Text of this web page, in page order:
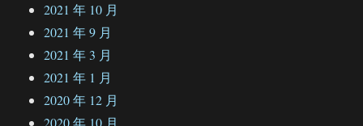
2021 年 10 月
2021 年 9 月
2021 年 3 月
2021 年 1 月
2020 年 12 月
2020 年 10 月